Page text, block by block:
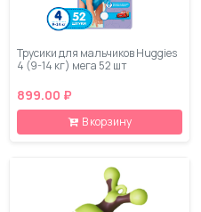
Трусики для мальчиков Huggies
4 (9-14 кг) мега 52 шт
899.00 ₽
В корзину